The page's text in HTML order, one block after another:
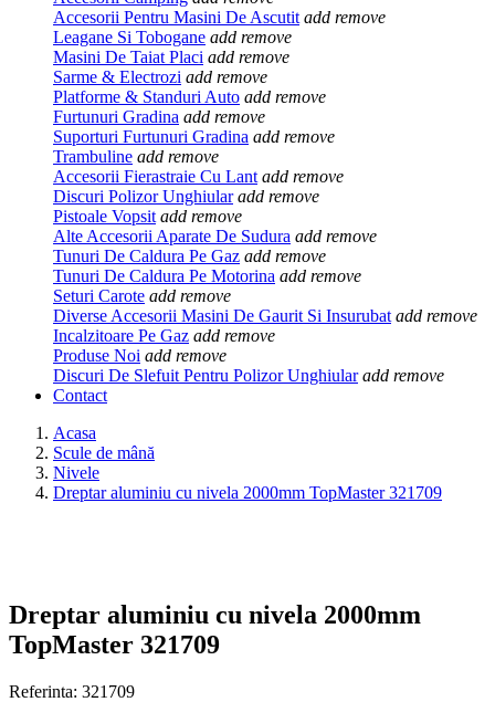
Accesorii Pentru Masini De Ascutit add remove
Leagane Si Tobogane add remove
Masini De Taiat Placi add remove
Sarme & Electrozi add remove
Platforme & Standuri Auto add remove
Furtunuri Gradina add remove
Suporturi Furtunuri Gradina add remove
Trambuline add remove
Accesorii Fierastraie Cu Lant add remove
Discuri Polizor Unghiular add remove
Pistoale Vopsit add remove
Alte Accesorii Aparate De Sudura add remove
Tunuri De Caldura Pe Gaz add remove
Tunuri De Caldura Pe Motorina add remove
Seturi Carote add remove
Diverse Accesorii Masini De Gaurit Si Insurubat add remove
Incalzitoare Pe Gaz add remove
Produse Noi add remove
Discuri De Slefuit Pentru Polizor Unghiular add remove
Contact
Acasa
Scule de mână
Nivele
Dreptar aluminiu cu nivela 2000mm TopMaster 321709
Dreptar aluminiu cu nivela 2000mm
TopMaster 321709
Referinta: 321709